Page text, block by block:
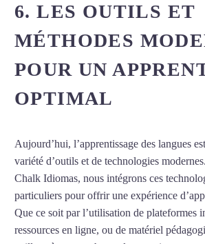
6. LES OUTILS ET
MÉTHODES
POUR UN
OPTIMAL
Aujourd’hui, l’apprentissage des langues
variété d’outils et de technologies
Chalk Idiomas, nous intégrons ces
particuliers pour offrir une expérience
Que ce soit par l’utilisation de plateformes
ressources en ligne, ou de matériel